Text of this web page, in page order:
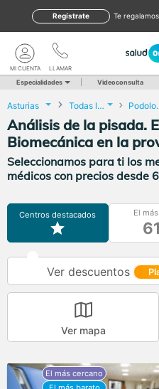
te regalamos
Regístrate
LLAMAR
MI CUENTA
Especialidades Videoconsulta
Asturias Todas las localidades
Análisis de la pisada.
Biomecánica en la
Seleccionamos para ti los
médicos con precios desde
Centros destacados El
Ver descuentos
Ver mapa